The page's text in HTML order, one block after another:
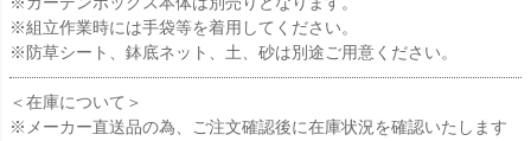
※組立作業時には手袋等を着用してください。
※防草シート、鉢底ネット、土、砂は別途ご用意ください。
＜在庫について＞
※メーカー直送品の為、ご注文確認後に在庫状況を確認いたします